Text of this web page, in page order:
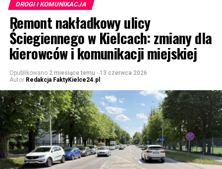
DROGI I KOMUNIKACJA
Remont nakładkowy ulicy
Ściegiennego w Kielcach: zmiany dla
kierowców i komunikacji miejskiej
Opublikowano 2 miesiące temu - 13 czerwca 2026
Autor Redakcja FaktyKielce24.pl